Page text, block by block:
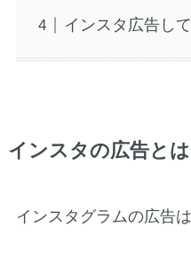
インスタ広告
インスタの広告とは
インスタグラムの広告